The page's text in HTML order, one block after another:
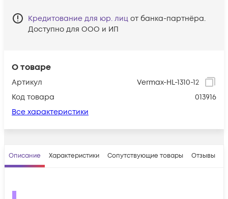
О товаре
Артикул
Vermax-HL-1310-12
Код товара
013916
Все характеристики
Кредитование для юр. лиц от банка-партнёра.
Доступно для ООО и ИП
Описание Характеристики Сопутствующие товары Отзывы